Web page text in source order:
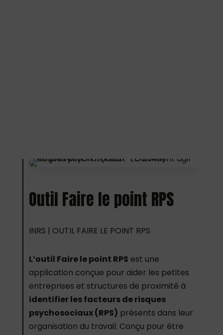
Outil Faire le point RPS
INRS | OUTIL FAIRE LE POINT RPS
L’outil Faire le point RPS est une
application conçue pour aider les petites
entreprises et structures de proximité à
identifier les facteurs de risques
psychosociaux (RPS) présents dans leur
organisation du travail. Conçu pour être